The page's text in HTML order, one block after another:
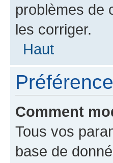
problèmes de
les corriger.
Haut
Comment
Tous vos
base de